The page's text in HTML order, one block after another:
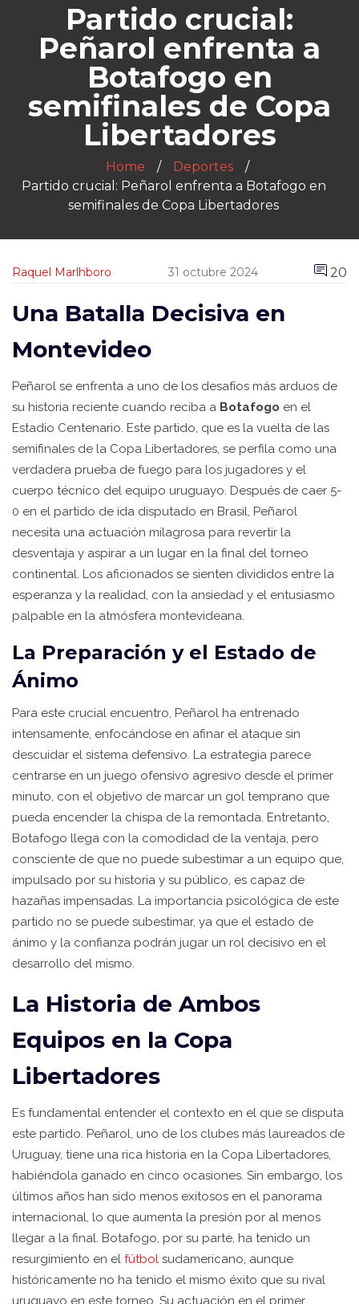
Partido crucial:
Peñarol enfrenta a
Botafogo en
semifinales de Copa
Libertadores
Home
Deportes
Partido crucial: Peñarol enfrenta a Botafogo en
semifinales de Copa Libertadores
Raquel Marlhboro 31 octubre 2024 20
Una Batalla Decisiva en
Montevideo
Peñarol se enfrenta a uno de los desafíos más arduos de
su historia reciente cuando reciba a Botafogo en el
Estadio Centenario. Este partido, que es la vuelta de las
semifinales de la Copa Libertadores, se perfila como una
verdadera prueba de fuego para los jugadores y el
cuerpo técnico del equipo uruguayo. Después de caer 5-
0 en el partido de ida disputado en Brasil, Peñarol
necesita una actuación milagrosa para revertir la
desventaja y aspirar a un lugar en la final del torneo
continental. Los aficionados se sienten divididos entre la
esperanza y la realidad, con la ansiedad y el entusiasmo
palpable en la atmósfera montevideana.
La Preparación y el Estado de
Ánimo
Para este crucial encuentro, Peñarol ha entrenado
intensamente, enfocándose en afinar el ataque sin
descuidar el sistema defensivo. La estrategia parece
centrarse en un juego ofensivo agresivo desde el primer
minuto, con el objetivo de marcar un gol temprano que
pueda encender la chispa de la remontada. Entretanto,
Botafogo llega con la comodidad de la ventaja, pero
consciente de que no puede subestimar a un equipo que,
impulsado por su historia y su público, es capaz de
hazañas impensadas. La importancia psicológica de este
partido no se puede subestimar, ya que el estado de
ánimo y la confianza podrán jugar un rol decisivo en el
desarrollo del mismo.
La Historia de Ambos
Equipos en la Copa
Libertadores
Es fundamental entender el contexto en el que se disputa
este partido. Peñarol, uno de los clubes más laureados de
Uruguay, tiene una rica historia en la Copa Libertadores,
habiéndola ganado en cinco ocasiones. Sin embargo, los
últimos años han sido menos exitosos en el panorama
internacional, lo que aumenta la presión por al menos
llegar a la final. Botafogo, por su parte, ha tenido un
resurgimiento en el fútbol sudamericano, aunque
históricamente no ha tenido el mismo éxito que su rival
uruguayo en este torneo. Su actuación en el primer